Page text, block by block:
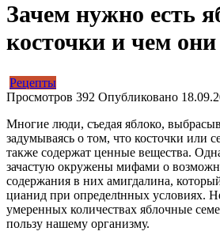
Зачем нужно есть
косточки и чем
Рецепты
Просмотров 392 Опубликовано
Многие люди, съедая яблоко,
задумываясь о том, что косточки или
также содержат ценные вещества.
зачастую окружены мифами о
содержания в них амигдалина,
цианид при определtнных условиях.
умеренных количествах яблочные
пользу нашему организму.